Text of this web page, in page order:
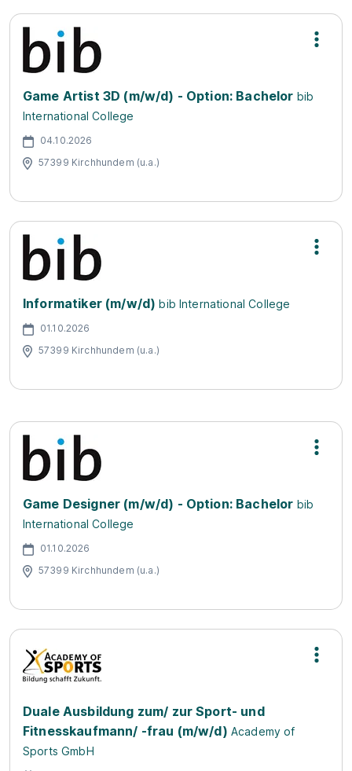
Game Artist 3D (m/w/d) - Option: Bachelor bib
International College
04.10.2026
57399 Kirchhundem (u.a.)
Informatiker (m/w/d) bib International College
01.10.2026
57399 Kirchhundem (u.a.)
Game Designer (m/w/d) - Option: Bachelor bib
International College
01.10.2026
57399 Kirchhundem (u.a.)
Duale Ausbildung zum/ zur Sport- und
Fitnesskaufmann/ -frau (m/w/d) Academy of
Sports GmbH